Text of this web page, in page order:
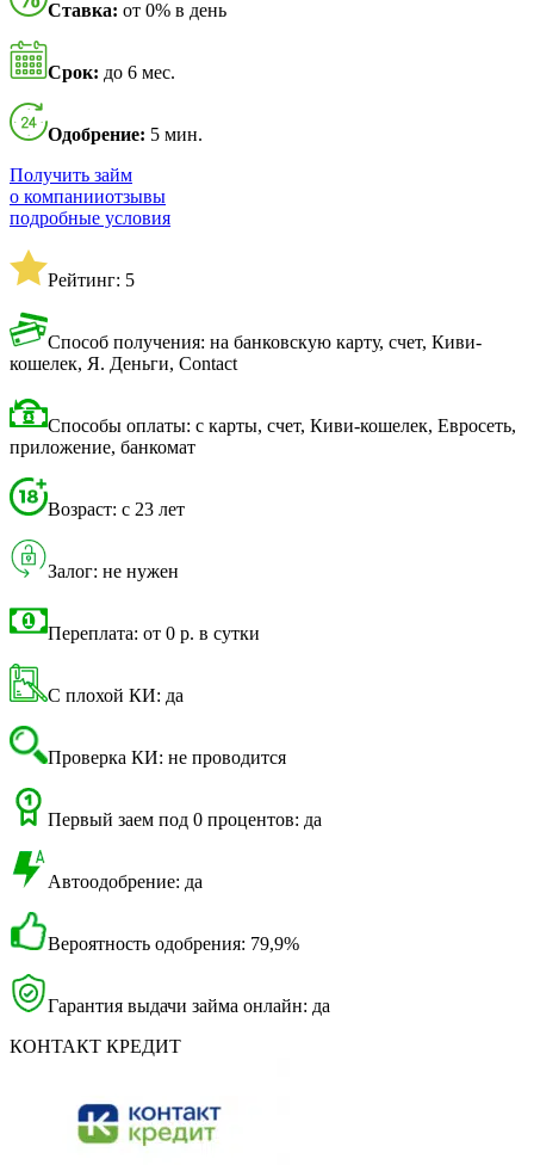
Ставка: от 0% в день
Срок: до 6 мес.
Одобрение: 5 мин.
Получить займ
о компанииотзывы
подробные условия
Рейтинг: 5
Способ получения: на банковскую карту, счет, Киви-
кошелек, Я. Деньги, Contact
Способы оплаты: с карты, счет, Киви-кошелек, Евросеть,
приложение, банкомат
Возраст: с 23 лет
Залог: не нужен
Переплата: от 0 р. в сутки
С плохой КИ: да
Проверка КИ: не проводится
Первый заем под 0 процентов: да
Автоодобрение: да
Вероятность одобрения: 79,9%
Гарантия выдачи займа онлайн: да
КОНТАКТ КРЕДИТ